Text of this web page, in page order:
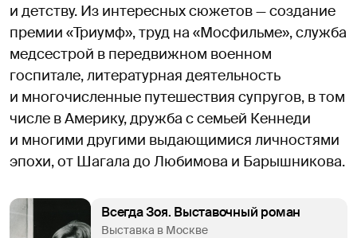
и детству. Из интересных сюжетов — создание
премии «Триумф», труд на «Мосфильме», служба
медсестрой в передвижном военном
госпитале, литературная деятельность
и многочисленные путешествия супругов, в том
числе в Америку, дружба с семьей Кеннеди
и многими другими выдающимися личностями
эпохи, от Шагала до Любимова и Барышникова.
Всегда Зоя. Выставочный роман
Выставка в Москве